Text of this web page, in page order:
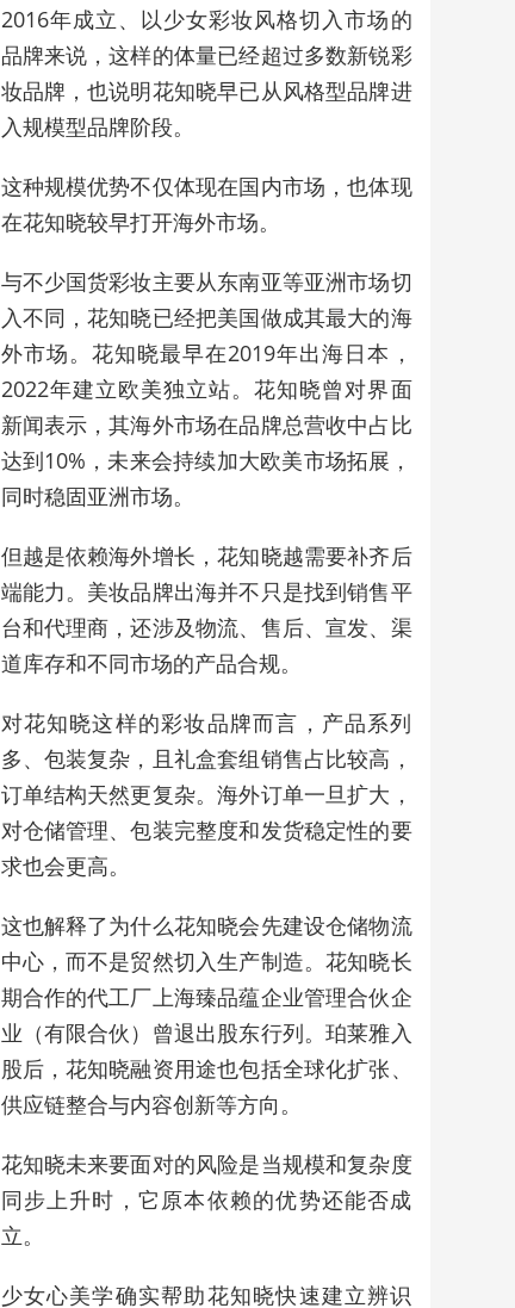
2016年成立、以少女彩妆风格切入市场的
品牌来说，这样的体量已经超过多数新锐彩
妆品牌，也说明花知晓早已从风格型品牌进
入规模型品牌阶段。
这种规模优势不仅体现在国内市场，也体现
在花知晓较早打开海外市场。
与不少国货彩妆主要从东南亚等亚洲市场切
入不同，花知晓已经把美国做成其最大的海
外市场。花知晓最早在2019年出海日本，
2022年建立欧美独立站。花知晓曾对界面
新闻表示，其海外市场在品牌总营收中占比
达到10%，未来会持续加大欧美市场拓展，
同时稳固亚洲市场。
但越是依赖海外增长，花知晓越需要补齐后
端能力。美妆品牌出海并不只是找到销售平
台和代理商，还涉及物流、售后、宣发、渠
道库存和不同市场的产品合规。
对花知晓这样的彩妆品牌而言，产品系列
多、包装复杂，且礼盒套组销售占比较高，
订单结构天然更复杂。海外订单一旦扩大，
对仓储管理、包装完整度和发货稳定性的要
求也会更高。
这也解释了为什么花知晓会先建设仓储物流
中心，而不是贸然切入生产制造。花知晓长
期合作的代工厂上海臻品蕴企业管理合伙企
业（有限合伙）曾退出股东行列。珀莱雅入
股后，花知晓融资用途也包括全球化扩张、
供应链整合与内容创新等方向。
花知晓未来要面对的风险是当规模和复杂度
同步上升时，它原本依赖的优势还能否成
立。
少女心美学确实帮助花知晓快速建立辨识